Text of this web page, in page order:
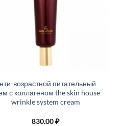
возрастной питательный
с коллагеном the skin house
wrinkle system cream
830.00₽